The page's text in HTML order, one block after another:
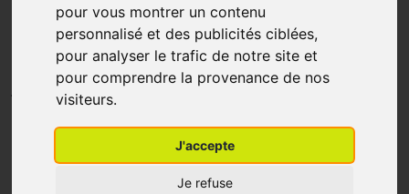
pour vous montrer un contenu
personnalisé et des publicités ciblées,
pour analyser le trafic de notre site et
pour comprendre la provenance de nos
visiteurs.
J'accepte
Je refuse
Makeup eraser original mue
chic black 7 days set
GREENDOCK